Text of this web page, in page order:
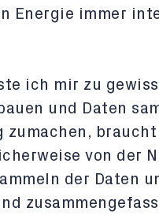
Energie immer
ich mir zu
und Daten
zumachen,
von der
der Daten